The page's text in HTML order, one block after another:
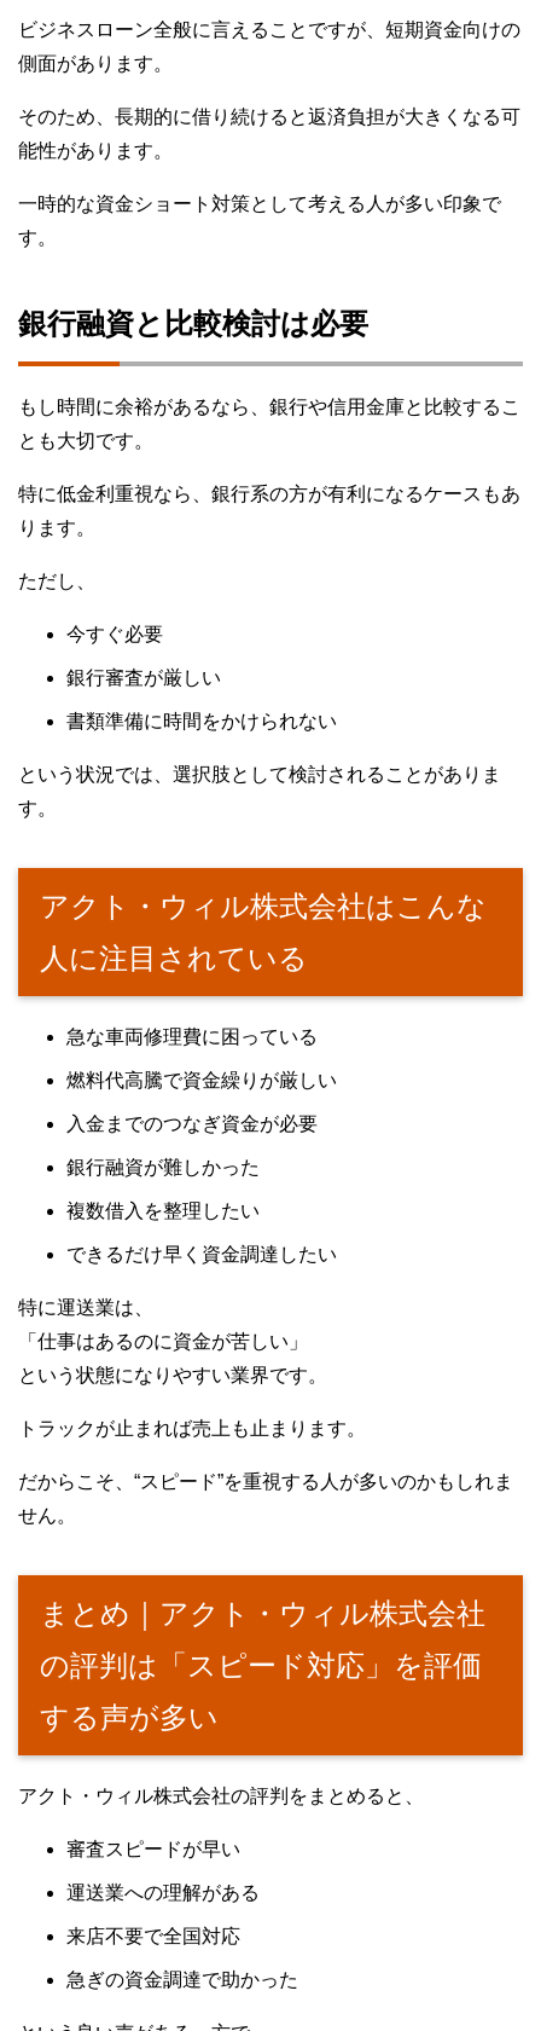
ビジネスローン全般に言えることですが、短期資金向けの
側面があります。
そのため、長期的に借り続けると返済負担が大きくなる可
能性があります。
一時的な資金ショート対策として考える人が多い印象で
す。
銀行融資と比較検討は必要
もし時間に余裕があるなら、銀行や信用金庫と比較するこ
とも大切です。
特に低金利重視なら、銀行系の方が有利になるケースもあ
ります。
ただし、
今すぐ必要
銀行審査が厳しい
書類準備に時間をかけられない
という状況では、選択肢として検討されることがありま
す。
アクト・ウィル株式会社はこんな
人に注目されている
急な車両修理費に困っている
燃料代高騰で資金繰りが厳しい
入金までのつなぎ資金が必要
銀行融資が難しかった
複数借入を整理したい
できるだけ早く資金調達したい
特に運送業は、
「仕事はあるのに資金が苦しい」
という状態になりやすい業界です。
トラックが止まれば売上も止まります。
だからこそ、“スピード”を重視する人が多いのかもしれま
せん。
まとめ｜アクト・ウィル株式会社
の評判は「スピード対応」を評価
する声が多い
アクト・ウィル株式会社の評判をまとめると、
審査スピードが早い
運送業への理解がある
来店不要で全国対応
急ぎの資金調達で助かった